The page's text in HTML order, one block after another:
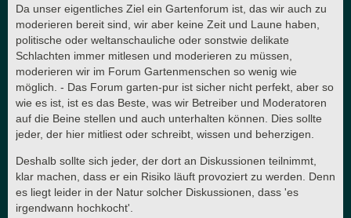
Da unser eigentliches Ziel ein Gartenforum ist, das wir auch zu
moderieren bereit sind, wir aber keine Zeit und Laune haben,
politische oder weltanschauliche oder sonstwie delikate
Schlachten immer mitlesen und moderieren zu müssen,
moderieren wir im Forum Gartenmenschen so wenig wie
möglich. - Das Forum garten-pur ist sicher nicht perfekt, aber so
wie es ist, ist es das Beste, was wir Betreiber und Moderatoren
auf die Beine stellen und auch unterhalten können. Dies sollte
jeder, der hier mitliest oder schreibt, wissen und beherzigen.
Deshalb sollte sich jeder, der dort an Diskussionen teilnimmt,
klar machen, dass er ein Risiko läuft provoziert zu werden. Denn
es liegt leider in der Natur solcher Diskussionen, dass 'es
irgendwann hochkocht'.